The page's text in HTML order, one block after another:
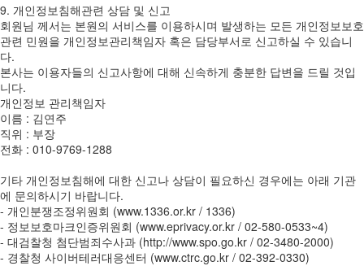
9. 개인정보침해관련 상담 및 신고
회원님 께서는 본원의 서비스를 이용하시며 발생하는 모든 개인정보보호
관련 민원을 개인정보관리책임자 혹은 담당부서로 신고하실 수 있습니
다.
본사는 이용자들의 신고사항에 대해 신속하게 충분한 답변을 드릴 것입
니다.
개인정보 관리책임자
이름 : 김연주
직위 : 부장
전화 : 010-9769-1288
기타 개인정보침해에 대한 신고나 상담이 필요하신 경우에는 아래 기관
에 문의하시기 바랍니다.
- 개인분쟁조정위원회 (www.1336.or.kr / 1336)
- 정보보호마크인증위원회 (www.eprivacy.or.kr / 02-580-0533~4)
- 대검찰청 첨단범죄수사과 (http://www.spo.go.kr / 02-3480-2000)
- 경찰청 사이버테러대응센터 (www.ctrc.go.kr / 02-392-0330)